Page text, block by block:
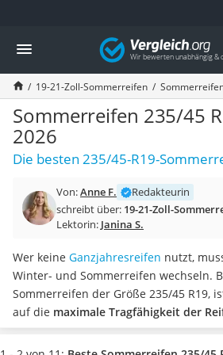
Die beliebtesten Vergleiche nach Kategorie
Auto & Motor
Fahrradträger-Anhängerkupplung (4
Fahrradträger
Fahrradträger (Anhängerkupplung)
Fahrradträger 3 Fahrräder
Benzinkanister (20 l)
Dashcam
Benzinkanister
Marderschreck
AGM-Batterie Wohnmobil
Thule-Fahrradträger
FM-Transmitter
Sommerreifen 205/55 R16
Autobatterie-Ladegerät
Vergleich
19-21-Zoll-Sommerreifen
Sommerreifen 235/45
2026
Die besten 235/45-R19-
Von:Anne F.
Redakteurin
schreibt über: 19-21-Zoll-
Lektorin: Janina S.
Wer keine Ganzjahresreifen nutzt,
Winter- und Sommerreifen wechseln.
Sommerreifen der Größe 235/45 R19,
auf die maximale Tragfähigkeit der
sollte nicht überschritten werden, da
Tests im Internet zu großen Schäden